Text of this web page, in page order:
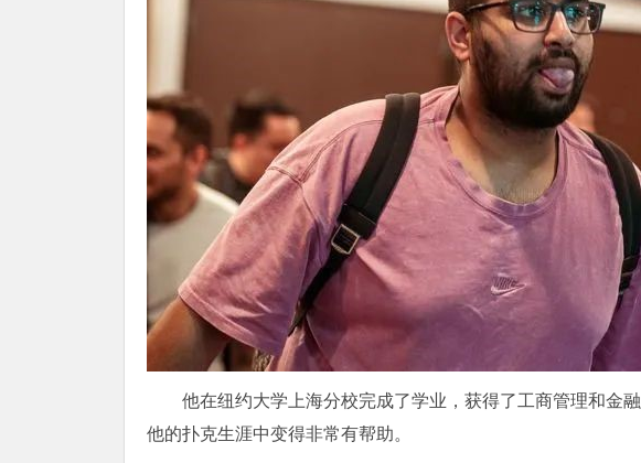
他在纽约大学上海分校完成了学业，获得了工商管理和金
他的扑克生涯中变得非常有帮助。